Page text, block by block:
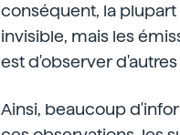
conséquent, la plupart
invisible, mais les
est d'observer d'autres
Ainsi, beaucoup